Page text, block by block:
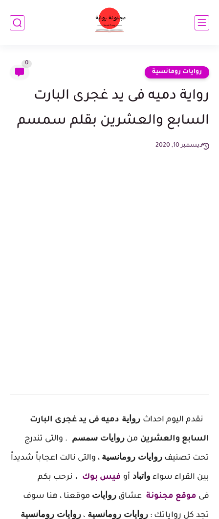
روايات رومانسية
0
رواية دميه فى يد غجرى البارت
السابع والعشرين بقلم سمسم
ديسمبر 10, 2020
نقدم اليوم احداث ر واية دميه فى يد غجرى البارت
السابع والعشرين من روايات سمسم . والتى تندرج
تحت تصنيف روايات رومانسية ، والتى نالت اعجاباً شديداً
بين القراء سواء واتباد أو فيس بوك . نرحب بكم
فى موقع مجنونة عشاق روايات موقعنا ، هنا سوف
تجد كل رواياتك : روايات رومانسية ، روايات رومانسية